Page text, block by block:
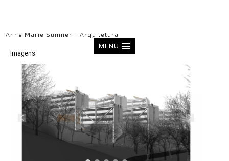
Anne Marie Sumner - Arquitetura
MENU
Imagens